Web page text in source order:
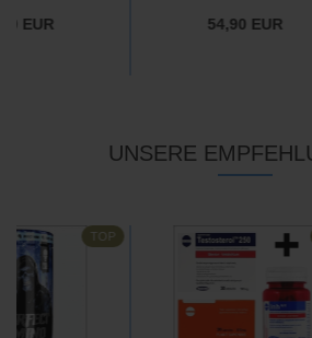
EUR
54,90 EUR
UNSERE
TOP